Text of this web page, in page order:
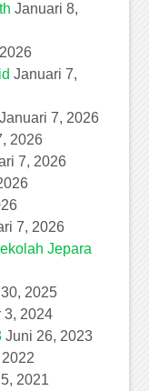
Januari 8,
Januari 7,
Januari 7, 2026
2026
7, 2026
7, 2026
Jepara
2025
3, 2024
Juni 26, 2023
2021